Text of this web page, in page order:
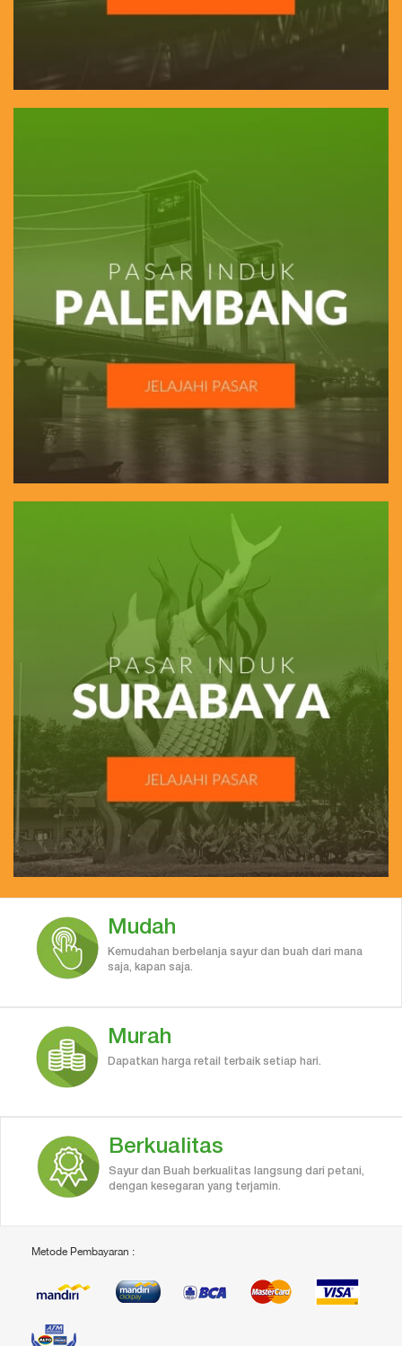
Mudah
Kemudahan berbelanja sayur dan buah dari mana
saja, kapan saja.
Murah
Dapatkan harga retail terbaik setiap hari.
Berkualitas
Sayur dan Buah berkualitas langsung dari petani,
dengan kesegaran yang terjamin.
Metode Pembayaran :